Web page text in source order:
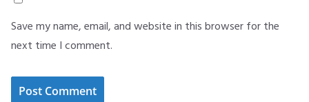
Save my name, email, and website in this browser for the
next time I comment.